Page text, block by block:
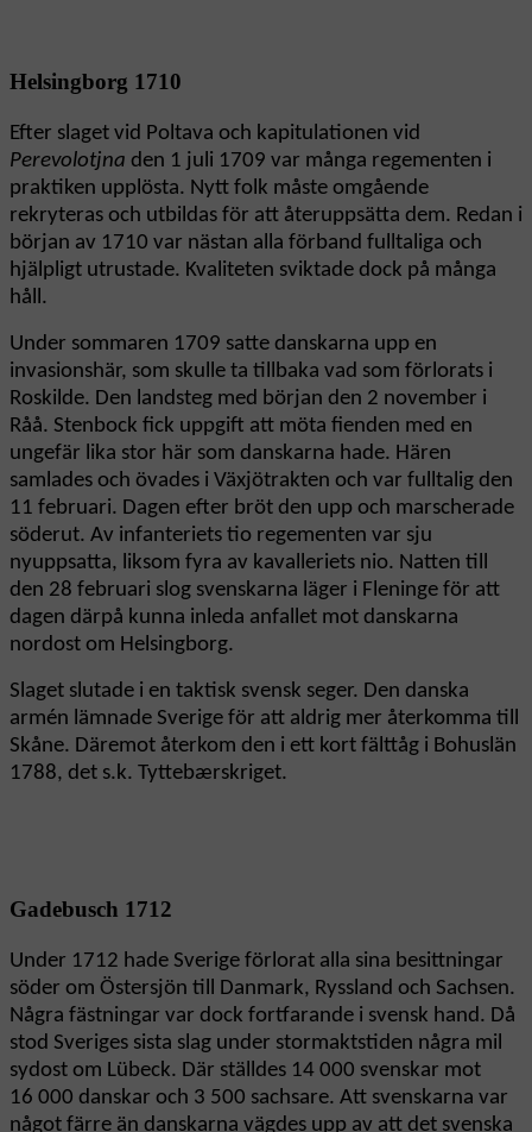
Helsingborg 1710
Efter slaget vid Poltava och kapitulationen vid
Perevolotjna den 1 juli 1709 var många regementen i
praktiken upplösta. Nytt folk måste omgående
rekryteras och utbildas för att återuppsätta dem. Redan i
början av 1710 var nästan alla förband fulltaliga och
hjälpligt utrustade. Kvaliteten sviktade dock på många
håll.
Under sommaren 1709 satte danskarna upp en
invasionshär, som skulle ta tillbaka vad som förlorats i
Roskilde. Den landsteg med början den 2 november i
Råå. Stenbock fick uppgift att möta fienden med en
ungefär lika stor här som danskarna hade. Hären
samlades och övades i Växjötrakten och var fulltalig den
11 februari. Dagen efter bröt den upp och marscherade
söderut. Av infanteriets tio regementen var sju
nyuppsatta, liksom fyra av kavalleriets nio. Natten till
den 28 februari slog svenskarna läger i Fleninge för att
dagen därpå kunna inleda anfallet mot danskarna
nordost om Helsingborg.
Slaget slutade i en taktisk svensk seger. Den danska
armén lämnade Sverige för att aldrig mer återkomma till
Skåne. Däremot återkom den i ett kort fälttåg i Bohuslän
1788, det s.k. Tyttebærskriget.
Gadebusch 1712
Under 1712 hade Sverige förlorat alla sina besittningar
söder om Östersjön till Danmark, Ryssland och Sachsen.
Några fästningar var dock fortfarande i svensk hand. Då
stod Sveriges sista slag under stormaktstiden några mil
sydost om Lübeck. Där ställdes 14 000 svenskar mot
16 000 danskar och 3 500 sachsare. Att svenskarna var
något färre än danskarna vägdes upp av att det svenska